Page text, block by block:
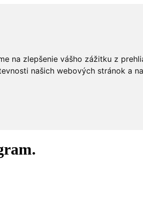
na zlepšenie vášho zážitku z
našich webových stránok a